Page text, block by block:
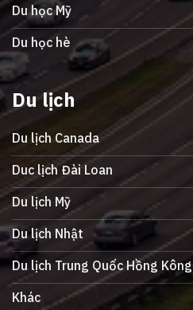
Du học Mỹ
Du học hè
Du lịch
Du lịch Canada
Duc lịch Đài Loan
Du lịch Mỹ
Du lịch Nhật
Du lịch Trung Quốc Hồng Kông
Khác